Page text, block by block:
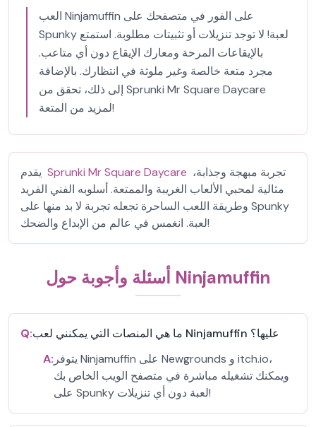
العب Ninjamuffin على الفور في متصفحك على
Spunky لعبة! لا توجد تنزيلات أو تثبيتات مطلوبة. استمتع
بالإيقاعات المرحة ومعارك الإيقاع دون أي متاعب.
مجرد متعة خالصة وغير ملوثة في انتظارك. بالإضافة
إلى ذلك، تحقق من Sprunki Mr Square Daycare
لمزيد من المتعة!
Sprunki Mr Square Daycare
مثالية لمحبي الألعاب الغريبة والممتعة. أسلوبه الفني الفريد
وطريقة اللعب الساحرة تجعله تجربة لا بد منها على Spunky
لعبة. انغمس في عالم من الإبداع والضحك!
أسئلة وأجوبة حول Ninjamuffin
Q:
ما هي المنصات التي يمكنني لعب Ninjamuffin عليها؟
A: يتوفر Ninjamuffin على Newgrounds و itch.io،
ويمكنك تشغيله مباشرة في متصفح الويب الخاص بك
على Spunky لعبة دون أي تنزيلات!